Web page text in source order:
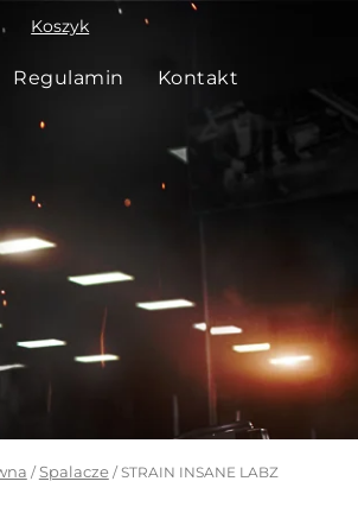
Koszyk
Regulamin Kontakt
/Spalacze/ STRAIN INSANE LABZ